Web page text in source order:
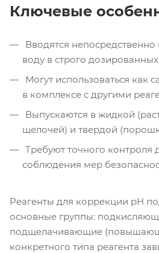
Ключевые
Вводятся
воду в строго
Могут использоваться как
в комплексе с другими
Выпускаются в жидкой
щелочей) и твердой
Требуют точного контроля
соблюдения мер
Реагенты для коррекции pH
основные группы:
подщелачивающие
конкретного типа реагента